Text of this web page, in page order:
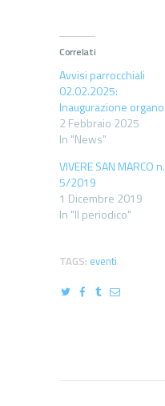
Correlati
Avvisi parrocchiali
02.02.2025:
Inaugurazione organo
2 Febbraio 2025
In "News"
VIVERE SAN MARCO n.
5/2019
1 Dicembre 2019
In "Il periodico"
TAGS: eventi